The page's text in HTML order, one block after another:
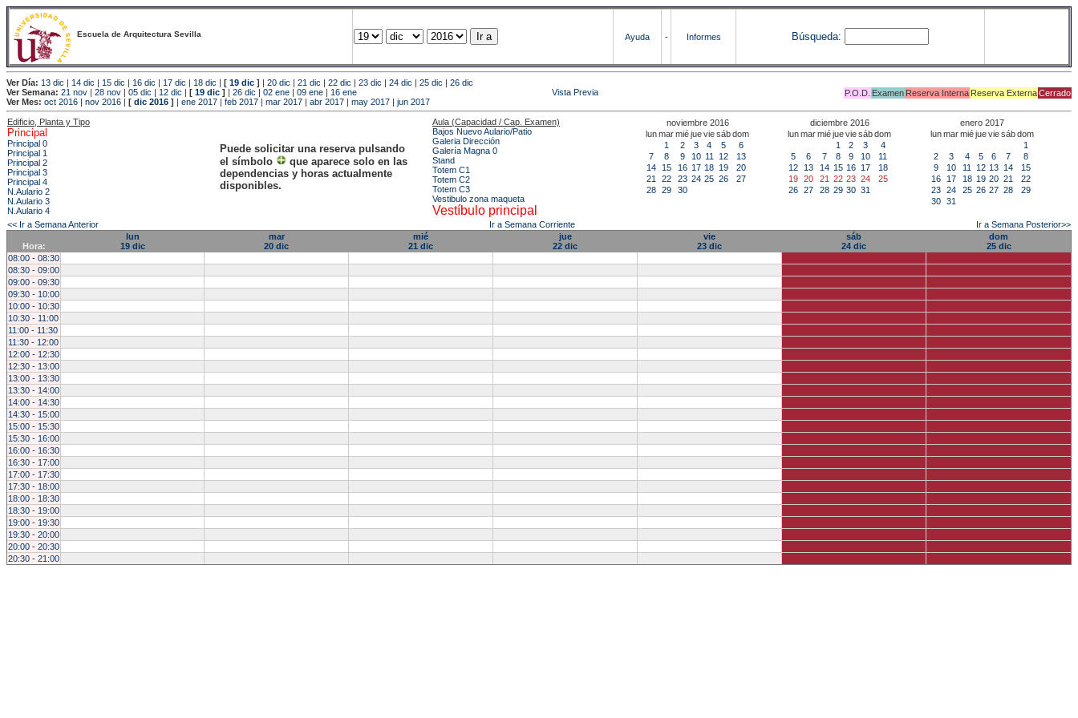
Escuela de Arquitectura Sevilla Ayuda - Informes Búsqueda:
Ver Día: 13 dic | 14 dic | 15 dic | 16 dic | 17 dic | 18 dic | [ 19 dic ] | 20 dic | 21 dic | 22 dic | 23 dic | 24 dic | 25 dic | 26 dic
Ver Semana: 21 nov | 28 nov | 05 dic | 12 dic | [ 19 dic ] | 26 dic | 02 ene | 09 ene | 16 ene P.O.D. Examen Reserva Interna Reserva ExternaCerrado
Vista Previa
Ver Mes: oct 2016 | nov 2016 | [ dic 2016 ] | ene 2017 | feb 2017 | mar 2017 | abr 2017 | may 2017 | jun 2017
Edificio, Planta y Tipo
Principal
Principal 0
Principal 1
Principal 2
Principal 3
Principal 4
N.Aulario 2
N.Aulario 3
N.Aulario 4
Puede solicitar una reserva pulsando
el símbolo
que aparece solo en las
dependencias y horas actualmente
disponibles.
Aula (Capacidad / Cap. Examen)
Bajos Nuevo Aulario/Patio
Galeria Dirección
Galería Magna 0
Stand
Totem C1
Totem C2
Totem C3
Vestibulo zona maqueta
Vestíbulo principal
noviembre 2016
lunmarmiéjueviesábdom
1
2 3 4 5
6
7
8 9 10 11 12
13
14
15 16 17 18 19
20
21
22 23 24 25 26
27
28 29 30
diciembre 2016
lunmarmiéjueviesábdom
1
2 3
4
5
6 7 8 9 10
11
12
13 14 15 16 17
18
19 20 21 22 23 24
25
26 27 28 29 30 31
enero 2017
lunmarmiéjueviesábdom
1
2
3 4 5 6 7
8
9
10 11 12 13 14
15
16
17 18 19 20 21
22
23 24 25 26 27 28
29
30 31
<< Ir a Semana Anterior Ir a Semana Corriente Ir a Semana Posterior>>
Hora:
lun
19 dic
mar
20 dic
mié
21 dic
jue
22 dic
vie
23 dic
sáb
24 dic
dom
25 dic
08:00 - 08:30
08:30 - 09:00
09:00 - 09:30
09:30 - 10:00
10:00 - 10:30
10:30 - 11:00
11:00 - 11:30
11:30 - 12:00
12:00 - 12:30
12:30 - 13:00
13:00 - 13:30
13:30 - 14:00
14:00 - 14:30
14:30 - 15:00
15:00 - 15:30
15:30 - 16:00
16:00 - 16:30
16:30 - 17:00
17:00 - 17:30
17:30 - 18:00
18:00 - 18:30
18:30 - 19:00
19:00 - 19:30
19:30 - 20:00
20:00 - 20:30
20:30 - 21:00